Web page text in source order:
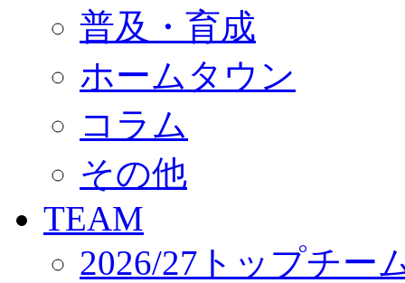
ジュニアユース
ユース
練習拠点（ナラディーア）
SCHOOL
CLUB
パートナー募集
クラブ理念
サステナビリティ
Web制作支援
応援プロジェクト
普及・育成
ホームタウン
コラム
その他
TEAM
2026/27トップチー